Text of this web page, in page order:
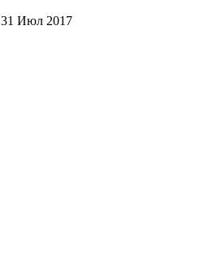
31 Июл 2017